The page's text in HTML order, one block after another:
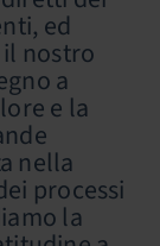
ed
nostro
a
e la
nella
processi
la